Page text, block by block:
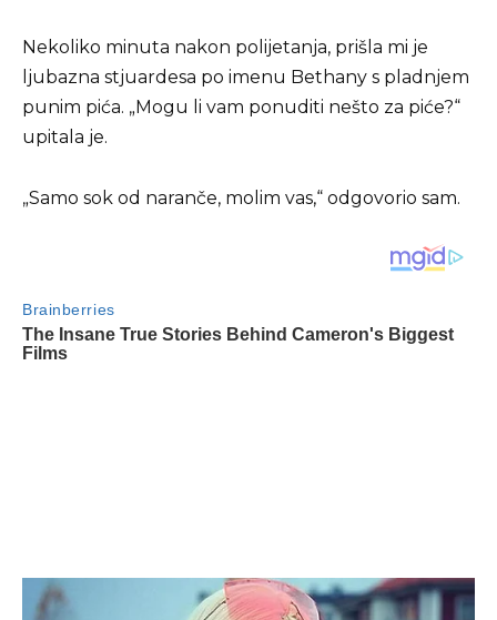
Nekoliko minuta nakon polijetanja, prišla mi je
ljubazna stjuardesa po imenu Bethany s pladnjem
punim pića. „Mogu li vam ponuditi nešto za piće?“
upitala je.
„Samo sok od naranče, molim vas,“ odgovorio sam.